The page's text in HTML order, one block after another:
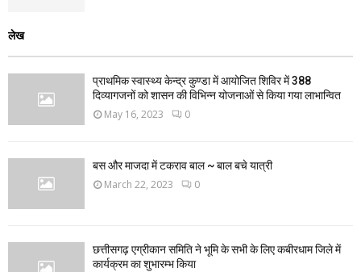
लेख
प्राथमिक स्वास्थ्य केन्द्र कुण्डा में आयोजित शिविर में 388
दिव्यागजनों को शासन की विभिन्न योजनाओं से किया गया लाभान्वित
May 16, 2023 0
बस और माजदा में टकराव बाल ~ बाल बचे यात्री
March 22, 2023 0
छत्तीसगढ़ एग्रीकान समिति ने भूमि के सभी के लिए कबीरधाम जिले में
कार्यक्रम का शुभारम्भ किया